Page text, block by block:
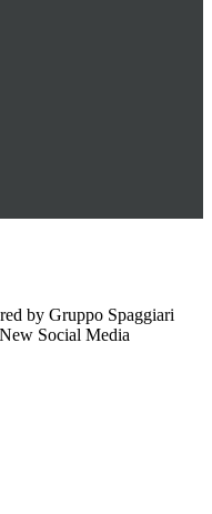
by Gruppo Spaggiari
Social Media